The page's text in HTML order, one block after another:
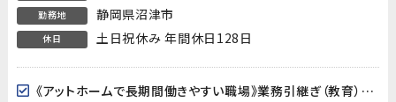
勤務地 静岡県沼津市
休日 土日祝休み 年間休日128日
《アットホームで長期間働きやすい職場》業務引継ぎ（教育）がしっかりあるので、未経験の方でも安心してスタートできます。